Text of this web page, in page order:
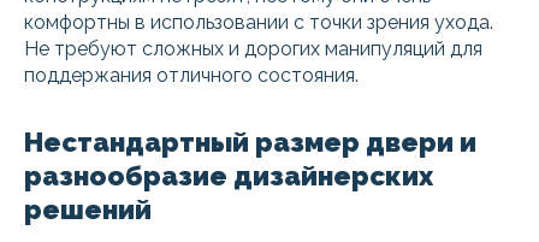
комфортны в использовании с точки зрения ухода.
Не требуют сложных и дорогих манипуляций для
поддержания отличного состояния.
Нестандартный размер двери и
разнообразие дизайнерских
решений